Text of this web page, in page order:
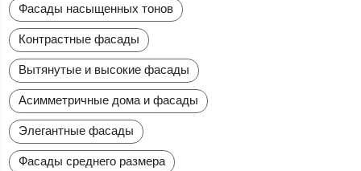
Фасады насыщенных тонов
Контрастные фасады
Вытянутые и высокие фасады
Асимметричные дома и фасады
Элегантные фасады
Фасады среднего размера